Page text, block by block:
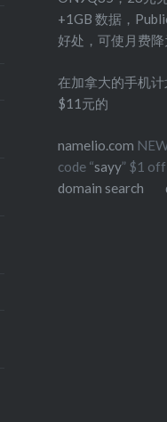
+1GB 数据，
好处，可使月费降
在加拿大的手机
$11元的
namelio.com
code “sayy” $1 off
domain search